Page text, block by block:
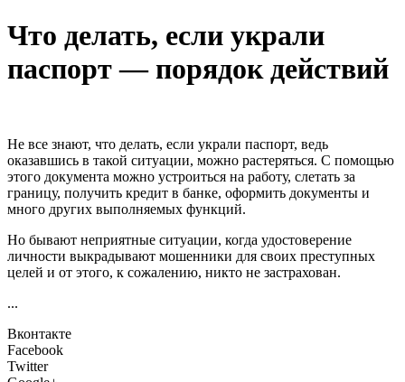
Что делать, если украли
паспорт — порядок действий
Не все знают, что делать, если украли паспорт, ведь
оказавшись в такой ситуации, можно растеряться. С помощью
этого документа можно устроиться на работу, слетать за
границу, получить кредит в банке, оформить документы и
много других выполняемых функций.
Но бывают неприятные ситуации, когда удостоверение
личности выкрадывают мошенники для своих преступных
целей и от этого, к сожалению, никто не застрахован.
...
Вконтакте
Facebook
Twitter